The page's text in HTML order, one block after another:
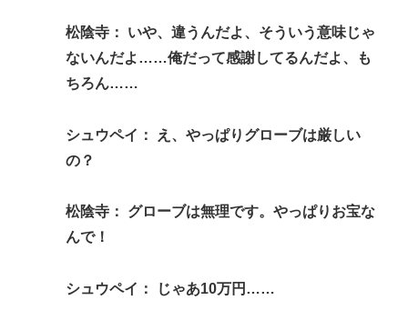
松陰寺： いや、違うんだよ、そういう意味じゃ
ないんだよ……俺だって感謝してるんだよ、も
ちろん……
シュウペイ： え、やっぱりグローブは厳しい
の？
松陰寺： グローブは無理です。やっぱりお宝な
んで！
シュウペイ： じゃあ10万円……